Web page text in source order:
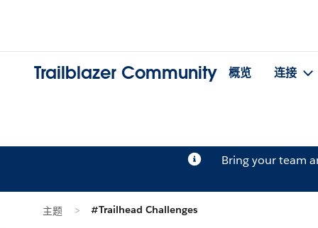
Trailblazer Community 概览 连接
Bring your team
主题 #Trailhead Challenges